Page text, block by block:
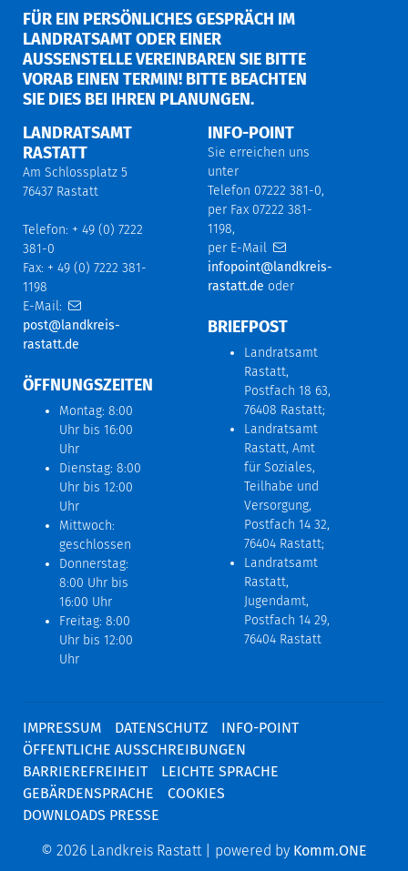
FÜR EIN PERSÖNLICHES GESPRÄCH IM
LANDRATSAMT ODER EINER
AUSSENSTELLE VEREINBAREN SIE BITTE V
ORAB EINEN TERMIN! BITTE BEACHTEN S
IE DIES BEI IHREN PLANUNGEN.
LANDRATSAMT
RASTATT
Am Schlossplatz 5
76437 Rastatt
Telefon: + 49 (0) 7222
381-0
Fax: + 49 (0) 7222 381-
1198
E-Mail:
post@landkreis-
rastatt.de
ÖFFNUNGSZEITEN
Montag: 8:00
Uhr bis 16:00
Uhr
Dienstag: 8:00
Uhr bis 12:00
Uhr
Mittwoch:
geschlossen
Donnerstag:
8:00 Uhr bis
16:00 Uhr
Freitag: 8:00
Uhr bis 12:00
Uhr
INFO-POINT
Sie erreichen uns
unter
Telefon 07222 381-0,
per Fax 07222 381-
1198,
per E-Mail
infopoint@landkreis-
rastatt.de oder
BRIEFPOST
Landratsamt
Rastatt,
Postfach 18 63,
76408 Rastatt;
Landratsamt
Rastatt, Amt
für Soziales,
Teilhabe und
Versorgung,
Postfach 14 32,
76404 Rastatt;
Landratsamt
Rastatt,
Jugendamt,
Postfach 14 29,
76404 Rastatt
IMPRESSUM DATENSCHUTZ
INFO-POINT
ÖFFENTLICHE AUSSCHREIBUNGEN
BARRIEREFREIHEIT
LEICHTE SPRACHE
GEBÄRDENSPRACHE
COOKIES
DOWNLOADS PRESSE
© 2026 Landkreis Rastatt | powered by Komm.ONE